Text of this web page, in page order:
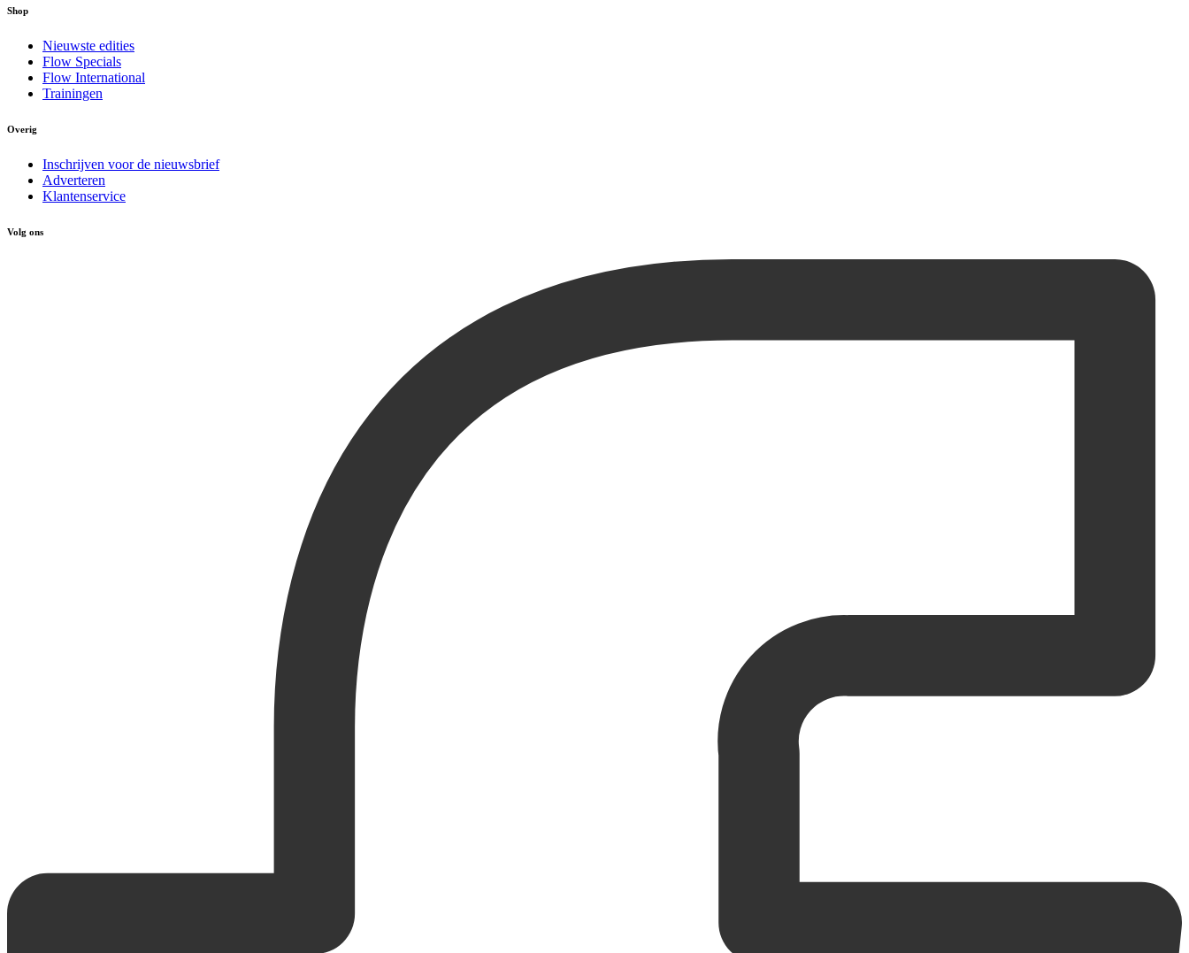
Shop
Nieuwste edities
Flow Specials
Flow International
Trainingen
Overig
Inschrijven voor de nieuwsbrief
Adverteren
Klantenservice
Volg ons